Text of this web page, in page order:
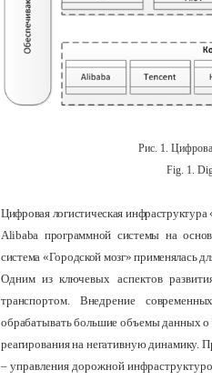
Рис. 1.
Fig. 1.
Цифровая логистическая
Alibaba программной системы на
система «Городской мозг» применялась
Одним из ключевых аспектов
транспортом. Внедрение
обрабатывать большие объемы данных о
реагирования на негативную динамику.
– управления дорожной